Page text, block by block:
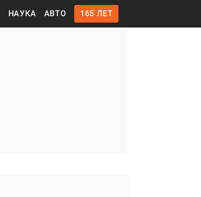
НАУКА АВТО 165 ЛЕТ